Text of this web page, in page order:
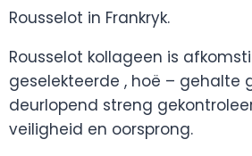
Rousselot in Frankryk.
Rousselot kollageen is
geselekteerde , hoë – gehalte
deurlopend streng
veiligheid en oorsprong.